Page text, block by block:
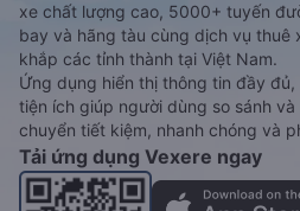
xe chất lượng cao, 5000+ tuyến
bay và hãng tàu cùng dịch vụ thuê
khắp các tỉnh thành tại Việt Nam.
Ứng dụng hiển thị thông tin đầy
tiện ích giúp người dùng so sánh
chuyển tiết kiệm, nhanh chóng và
Tải ứng dụng Vexere ngay